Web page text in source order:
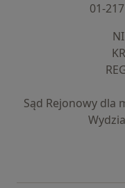
01-
Sąd Rejonowy dla